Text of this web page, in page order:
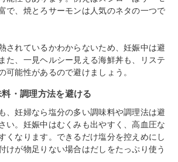
で、焼とろサーモンは人気のネタの一つで
されているかわからないため、妊娠中は避
た、一見ヘルシー見える海鮮丼も、リステ
可能性があるので避けましょう。
・調理方法を避ける
、妊婦なら塩分の多い調味料や調理法は避
い。妊娠中はむくみも出やすく、高血圧な
くなります。できるだけ塩分を控えめにし
けが物足りない場合はだしをたっぷり使う